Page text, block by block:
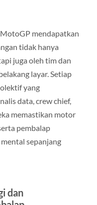
mendapatkan
tidak hanya
juga oleh tim dan
layar. Setiap
yang
data, crew chief,
memastikan motor
pembalap
sepanjang
dan